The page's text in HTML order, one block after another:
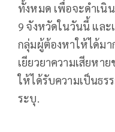
ทั้งหมด เพื่อจะดำเนิ
9 จังหวัดในวันนี้ แล
กลุ่มผู้ต้องหาให้ได้ม
เยียวยาความเสียหา
ให้ได้รับความเป็นธร
ระบุ.